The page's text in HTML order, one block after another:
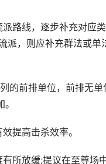
路线，逐步补充对应
派，则应补充群法或单
的前排单位，前排无单
提高击杀效率。
所放缓;提议在至尊场